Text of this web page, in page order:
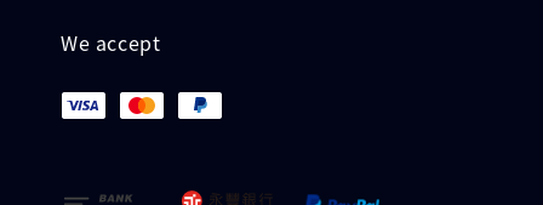
We accept